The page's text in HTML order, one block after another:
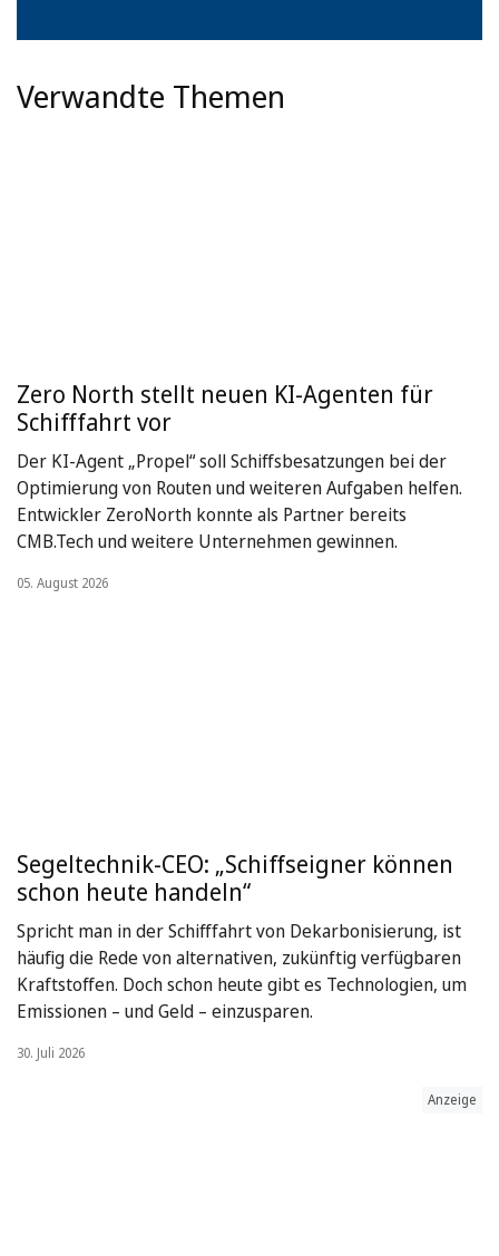
Verwandte Themen
Zero North stellt neuen KI-Agenten für
Schifffahrt vor
Der KI-Agent „Propel“ soll Schiffsbesatzungen bei der
Optimierung von Routen und weiteren Aufgaben helfen.
Entwickler ZeroNorth konnte als Partner bereits
CMB.Tech und weitere Unternehmen gewinnen.
05. August 2026
Segeltechnik-CEO: „Schiffseigner können
schon heute handeln“
Spricht man in der Schifffahrt von Dekarbonisierung, ist
häufig die Rede von alternativen, zukünftig verfügbaren
Kraftstoffen. Doch schon heute gibt es Technologien, um
Emissionen – und Geld – einzusparen.
30. Juli 2026
Anzeige